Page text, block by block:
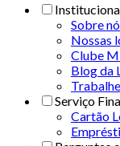
Sobre
Nossas
Clube
Blog da
Serviço
Cartão